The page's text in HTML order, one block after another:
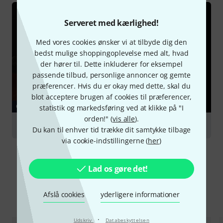
Serveret med kærlighed!
Med vores cookies ønsker vi at tilbyde dig den
bedst mulige shoppingoplevelse med alt, hvad
der hører til. Dette inkluderer for eksempel
passende tilbud, personlige annoncer og gemte
præferencer. Hvis du er okay med dette, skal du
blot acceptere brugen af cookies til præferencer,
statistik og markedsføring ved at klikke på "I
orden!" (vis alle).
Du kan til enhver tid trække dit samtykke tilbage
via cookie-indstillingerne (her)
Lad os gøre det!
Afslå cookies yderligere informationer
Udskriv · Databeskyttelsen
GUIDE
Cello
Sammenlign valgmuligheder